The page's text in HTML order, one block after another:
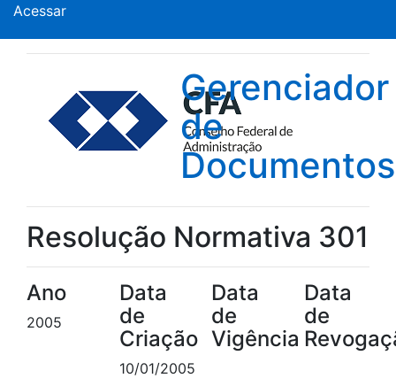
Acessar
Gerenciador
de
Documentos
Resolução Normativa 301
Ano
2005
Data
de
Criação
10/01/2005
Data
de
Vigência
Data
de